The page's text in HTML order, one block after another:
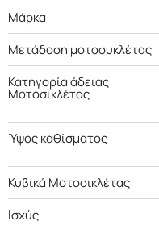
Μάρκα
Μετάδοση μοτοσυκλέτας
Κατηγορία άδειας
Μοτοσικλέτας
Ύψος καθίσματος
Κυβικά Μοτοσικλέτας
Ισχύς